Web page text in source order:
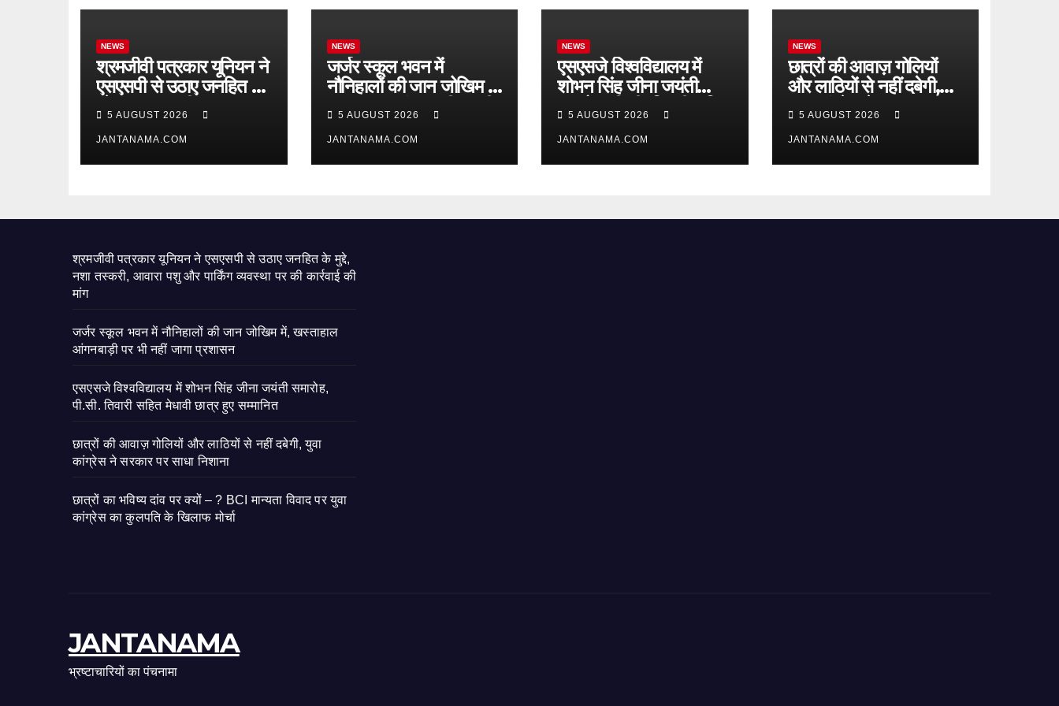
NEWS
श्रमजीवी पत्रकार यूनियन ने
एसएसपी से उठाए जनहित के
मुद्दे, नशा तस्करी, आवारा पशु
और पार्किंग व्यवस्था पर की
कार्रवाई की मांग
5 AUGUST 2026
JANTANAMA.COM
NEWS
जर्जर स्कूल भवन में
नौनिहालों की जान जोखिम में,
खस्ताहाल आंगनबाड़ी पर भी
नहीं जागा प्रशासन
5 AUGUST 2026
JANTANAMA.COM
NEWS
एसएसजे विश्वविद्यालय में
शोभन सिंह जीना जयंती
समारोह, पी.सी. तिवारी सहित
मेधावी छात्र हुए सम्मानित
5 AUGUST 2026
JANTANAMA.COM
NEWS
छात्रों की आवाज़ गोलियों
और लाठियों से नहीं दबेगी,
युवा कांग्रेस ने सरकार पर
साधा निशाना
5 AUGUST 2026
JANTANAMA.COM
श्रमजीवी पत्रकार यूनियन ने एसएसपी से उठाए जनहित के मुद्दे,
नशा तस्करी, आवारा पशु और पार्किंग व्यवस्था पर की कार्रवाई की
मांग
जर्जर स्कूल भवन में नौनिहालों की जान जोखिम में, खस्ताहाल
आंगनबाड़ी पर भी नहीं जागा प्रशासन
एसएसजे विश्वविद्यालय में शोभन सिंह जीना जयंती समारोह,
पी.सी. तिवारी सहित मेधावी छात्र हुए सम्मानित
छात्रों की आवाज़ गोलियों और लाठियों से नहीं दबेगी, युवा
कांग्रेस ने सरकार पर साधा निशाना
छात्रों का भविष्य दांव पर क्यों – ? BCI मान्यता विवाद पर युवा
कांग्रेस का कुलपति के खिलाफ मोर्चा
JANTANAMA
भ्रष्टाचारियों का पंचनामा